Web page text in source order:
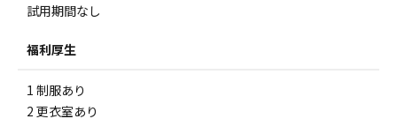
試用期間なし
福利厚生
1 制服あり
2 更衣室あり